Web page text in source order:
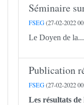
Séminaire
FSEG(27-02-2022
Le Doyen de la...
Publication
FSEG(27-02-2022
Les résultats de